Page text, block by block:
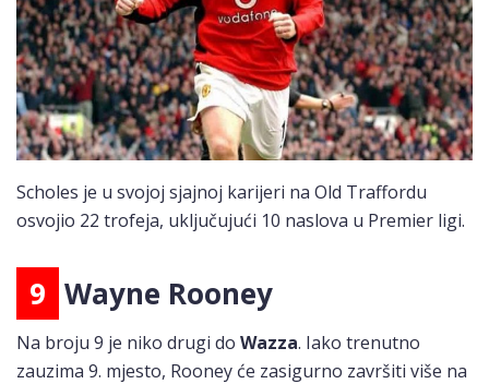
Scholes je u svojoj sjajnoj karijeri na Old Traffordu
osvojio 22 trofeja, uključujući 10 naslova u Premier ligi.
9 Wayne Rooney
Na broju 9 je niko drugi do Wazza. Iako trenutno
zauzima 9. mjesto, Rooney će zasigurno završiti više na